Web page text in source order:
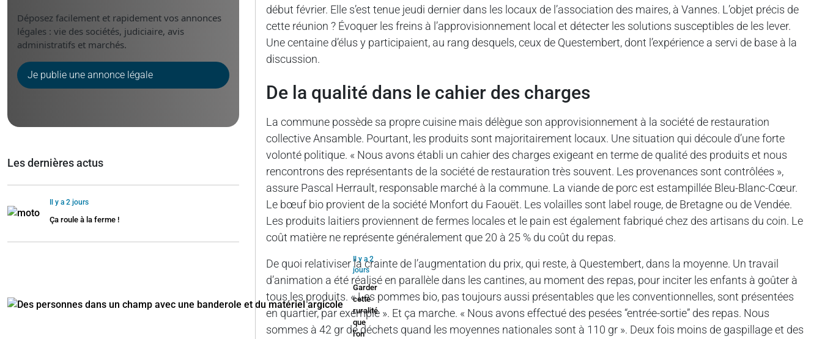
début février. Elle s’est tenue jeudi dernier dans les locaux de l’association des maires, à Vannes. L’objet précis de
cette réunion ? Évoquer les freins à l’approvisionnement local et détecter les solutions susceptibles de les lever.
Une centaine d’élus y participaient, au rang desquels, ceux de Questembert, dont l’expérience a servi de base à la
discussion.
De la qualité dans le cahier des charges
La commune possède sa propre cuisine mais délègue son approvisionnement à la société de restauration
collective Ansamble. Pourtant, les produits sont majoritairement locaux. Une situation qui découle d’une forte
volonté politique. « Nous avons établi un cahier des charges exigeant en terme de qualité des produits et nous
rencontrons des représentants de la société de restauration très souvent. Les provenances sont contrôlées »,
assure Pascal Herrault, responsable marché à la commune. La viande de porc est estampillée Bleu-Blanc-Cœur.
Le bœuf bio provient de la société Monfort du Faouët. Les volailles sont label rouge, de Bretagne ou de Vendée.
Les produits laitiers proviennent de fermes locales et le pain est également fabriqué chez des artisans du coin. Le
coût matière ne représente généralement que 20 à 25 % du coût du repas.
De quoi relativiser la crainte de l’augmentation du prix, qui reste, à Questembert, dans la moyenne. Un travail
d’animation a été réalisé en parallèle dans les cantines, au moment des repas, pour inciter les enfants à goûter à
tous les produits. « Les pommes bio, pas toujours aussi présentables que les conventionnelles, sont présentées
en quartier, par exemple ». Et ça marche. « Nous avons effectué des pesées “entrée-sortie” des repas. Nous
sommes à 42 gr de déchets quand les moyennes nationales sont à 110 gr ». Deux fois moins de gaspillage et des
Déposez facilement et rapidement vos annonces
légales : vie des sociétés, judiciaire, avis
administratifs et marchés.
Je publie une annonce légale
Les dernières actus
Il y a 2 jours
Ça roule à la ferme !
Il y a 2
jours
Garder
cette
ruralité
que
l’on